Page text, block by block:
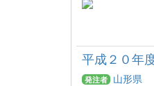
平成２０年
発注者 山形県